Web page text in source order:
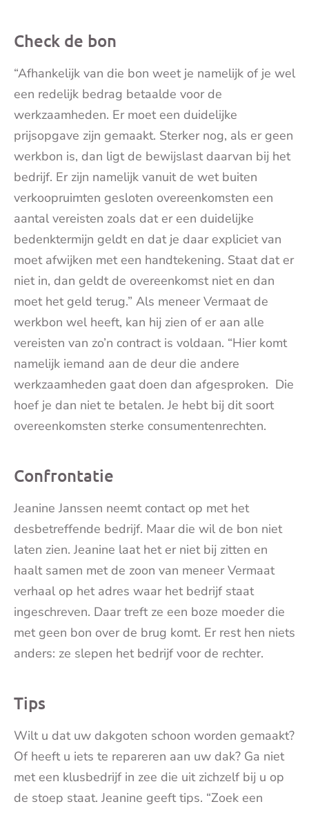
Check de bon
“Afhankelijk van die bon weet je namelijk of je wel
een redelijk bedrag betaalde voor de
werkzaamheden. Er moet een duidelijke
prijsopgave zijn gemaakt. Sterker nog, als er geen
werkbon is, dan ligt de bewijslast daarvan bij het
bedrijf. Er zijn namelijk vanuit de wet buiten
verkoopruimten gesloten overeenkomsten een
aantal vereisten zoals dat er een duidelijke
bedenktermijn geldt en dat je daar expliciet van
moet afwijken met een handtekening. Staat dat er
niet in, dan geldt de overeenkomst niet en dan
moet het geld terug.” Als meneer Vermaat de
werkbon wel heeft, kan hij zien of er aan alle
vereisten van zo’n contract is voldaan. “Hier komt
namelijk iemand aan de deur die andere
werkzaamheden gaat doen dan afgesproken. Die
hoef je dan niet te betalen. Je hebt bij dit soort
overeenkomsten sterke consumentenrechten.
Confrontatie
Jeanine Janssen neemt contact op met het
desbetreffende bedrijf. Maar die wil de bon niet
laten zien. Jeanine laat het er niet bij zitten en
haalt samen met de zoon van meneer Vermaat
verhaal op het adres waar het bedrijf staat
ingeschreven. Daar treft ze een boze moeder die
met geen bon over de brug komt. Er rest hen niets
anders: ze slepen het bedrijf voor de rechter.
Tips
Wilt u dat uw dakgoten schoon worden gemaakt?
Of heeft u iets te repareren aan uw dak? Ga niet
met een klusbedrijf in zee die uit zichzelf bij u op
de stoep staat. Jeanine geeft tips. “Zoek een